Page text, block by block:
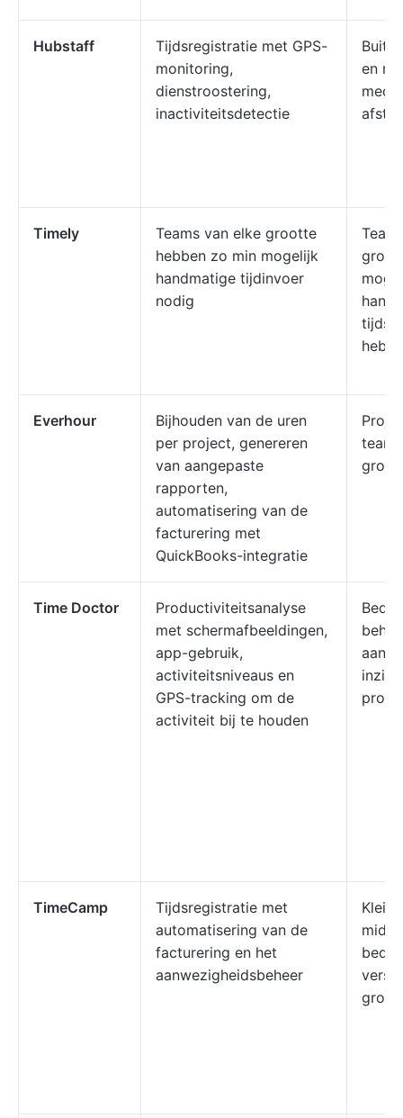
Hubstaff
Tijdsregistratie met GPS-
monitoring,
dienstroostering,
inactiviteitsdetectie
en
Timely
Teams van elke grootte
hebben zo min mogelijk
handmatige tijdinvoer
nodig
Everhour
Bijhouden van de uren
per project, genereren
van aangepaste
rapporten,
automatisering van de
facturering met
QuickBooks-integratie
Time Doctor
Productiviteitsanalyse
met schermafbeeldingen,
app-gebruik,
activiteitsniveaus en
GPS-tracking om de
activiteit bij te houden
aan
TimeCamp
Tijdsregistratie met
automatisering van de
facturering en het
aanwezigheidsbeheer